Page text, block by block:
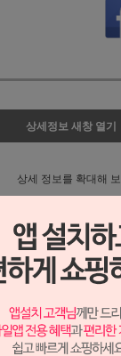
상세정보 새창 열기
상세 정보를 확대해